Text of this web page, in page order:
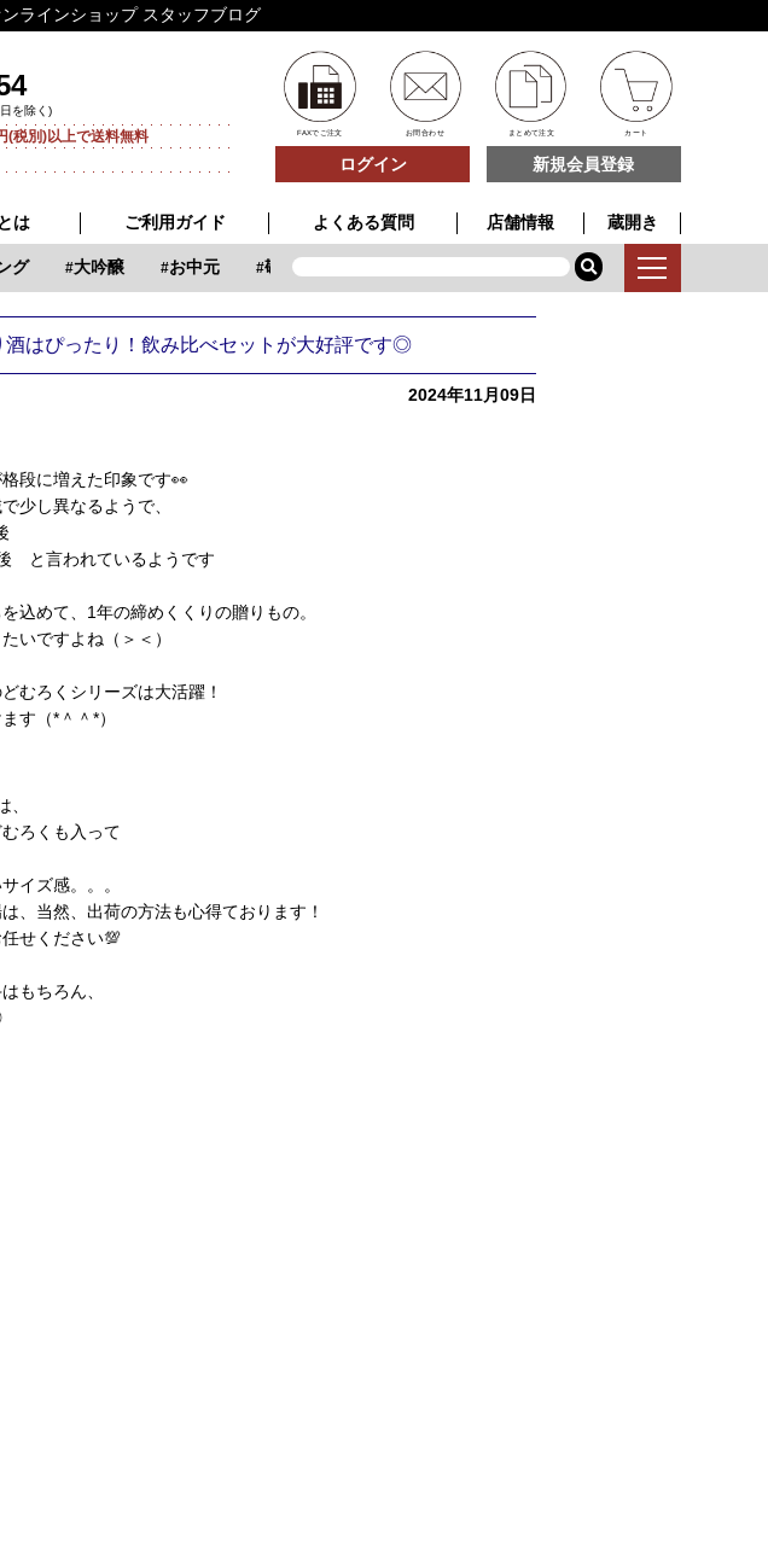
ラインショップ スタッフブログ
を除く)
(税別)以上で送料無料
FAXでご注文 お問合わせ まとめて注文 カート
ログイン 新規会員登録
は ご利用ガイド よくある質問 店舗情報 蔵開き
大吟醸 お中元 敬老の日 どむろく
酒はぴったり！飲み比べセットが大好評です◎
2024年11月09日
段に増えた印象です👀
少し異なるようで、
と言われているようです
込めて、1年の締めくくりの贈りもの。
いですよね（＞＜）
むろくシリーズは大活躍！
す（*＾＾*）
、
ろくも入って
イズ感。。。
、当然、出荷の方法も心得ております！
せください💯
もちろん、